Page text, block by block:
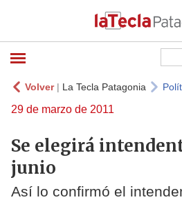
Volver| La Tecla Patagonia
29 de marzo de 2011
Se elegirá
junio
Así lo confirmó el